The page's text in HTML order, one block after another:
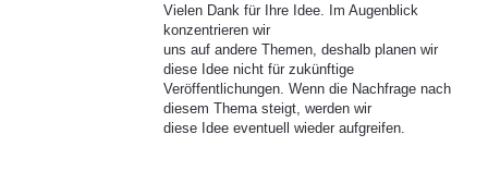
Vielen Dank für Ihre Idee. Im Augenblick
konzentrieren wir
uns auf andere Themen, deshalb planen wir
diese Idee nicht für zukünftige
Veröffentlichungen. Wenn die Nachfrage nach
diesem Thema steigt, werden wir
diese Idee eventuell wieder aufgreifen.